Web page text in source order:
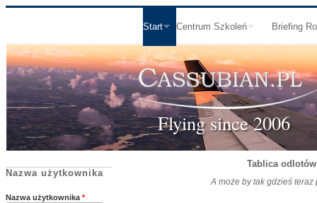
Start Centrum Szkoleń Briefing
Flying since 2006.
Tablica odlotów
A może by tak gdzieś teraz
Nazwa użytkownika
Nazwa użytkownika *